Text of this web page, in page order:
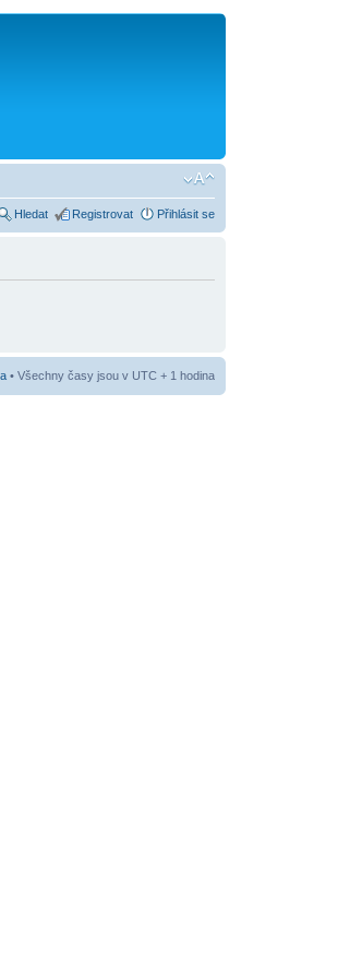
Hledat Registrovat Přihlásit se
• Všechny časy jsou v UTC + 1 hodina